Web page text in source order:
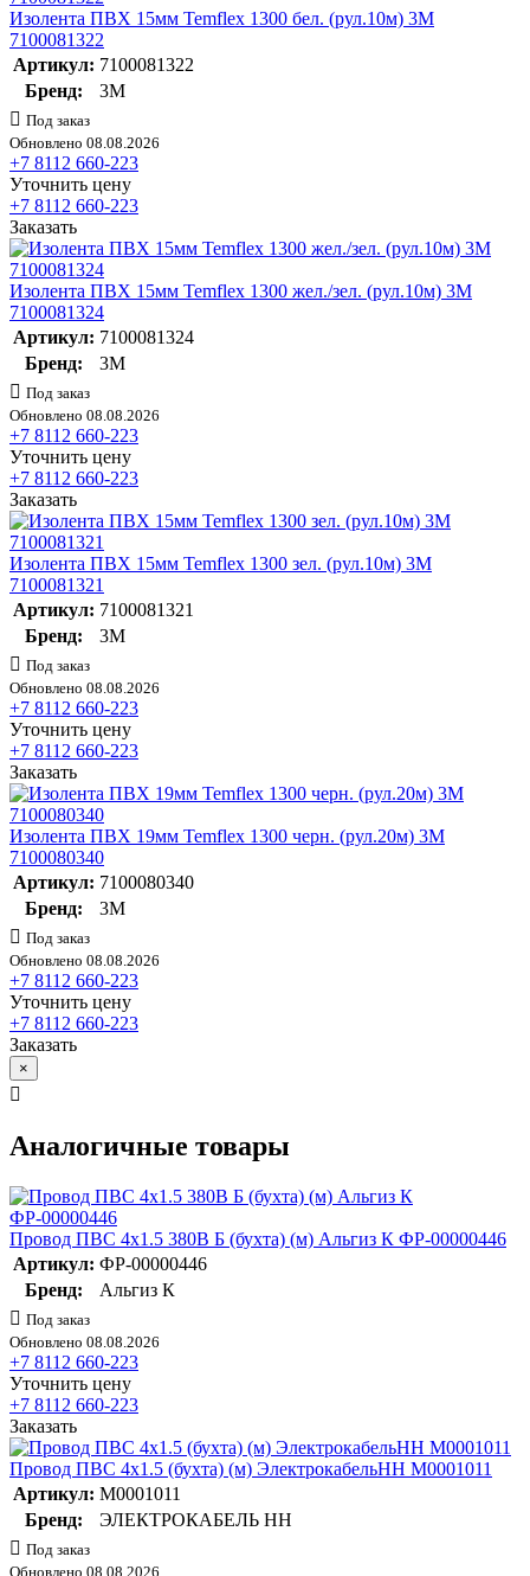
Изолента ПВХ 15мм Temflex 1300 бел. (рул.10м) 3М
7100081322
Артикул: 7100081322
Бренд:
3М
Под заказ
Обновлено 08.08.2026
+7 8112 660-223
Уточнить цену
+7 8112 660-223
Заказать
Изолента ПВХ 15мм Temflex 1300 жел./зел. (рул.10м) 3М
7100081324
Артикул: 7100081324
Бренд:
3М
Под заказ
Обновлено 08.08.2026
+7 8112 660-223
Уточнить цену
+7 8112 660-223
Заказать
Изолента ПВХ 15мм Temflex 1300 зел. (рул.10м) 3М
7100081321
Артикул: 7100081321
Бренд:
3М
Под заказ
Обновлено 08.08.2026
+7 8112 660-223
Уточнить цену
+7 8112 660-223
Заказать
Изолента ПВХ 19мм Temflex 1300 черн. (рул.20м) 3М
7100080340
Артикул: 7100080340
Бренд:
3М
Под заказ
Обновлено 08.08.2026
+7 8112 660-223
Уточнить цену
+7 8112 660-223
Заказать
×
Аналогичные товары
Провод ПВС 4х1.5 380В Б (бухта) (м) Альгиз К ФР-00000446
Артикул: ФР-00000446
Бренд:
Альгиз К
Под заказ
Обновлено 08.08.2026
+7 8112 660-223
Уточнить цену
+7 8112 660-223
Заказать
Провод ПВС 4х1.5 (бухта) (м) ЭлектрокабельНН M0001011
Артикул: M0001011
Бренд:
ЭЛЕКТРОКАБЕЛЬ НН
Под заказ
Обновлено 08.08.2026